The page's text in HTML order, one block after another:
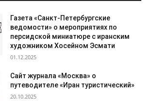
Газета «Санкт-Петербургские
ведомости» о мероприятиях по
персидской миниатюре с иранским
художником Хосейном Эсмати
01.12.2025
Сайт журнала «Москва» о
путеводителе «Иран туристический»
20.10.2025